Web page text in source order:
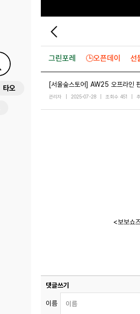
그린포레 🕒오픈데이 선
[서울숲스토어] AW25 오프라인
관리자 2025-07-28 조회수 451
<보보쇼
댓글쓰기
이름
타오